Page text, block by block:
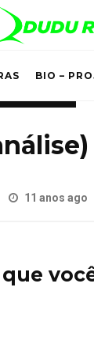
BIO –
11 anos ago